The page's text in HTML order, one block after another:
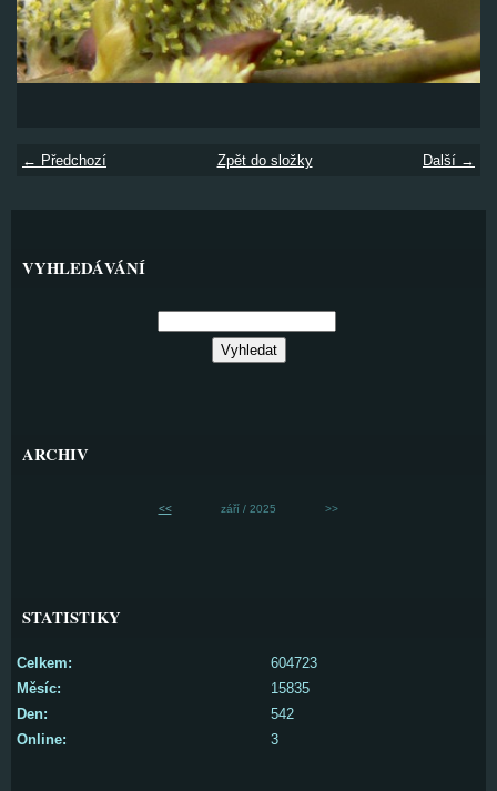
← Předchozí Další →
Zpět do složky
VYHLEDÁVÁNÍ
ARCHIV
<< září / 2025 >>
STATISTIKY
Online: 3
Celkem:
604723
Měsíc:
15835
Den:
542